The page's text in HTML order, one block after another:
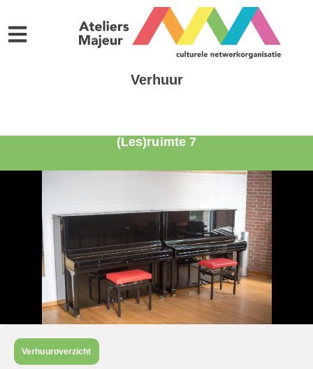
Verhuur
(Les)ruimte 7
Verhuuroverzicht